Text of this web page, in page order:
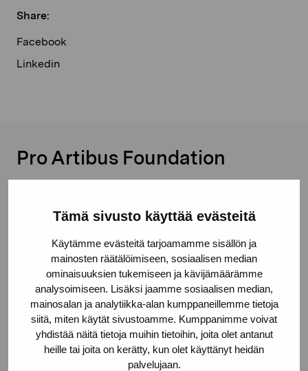
Tämä sivusto käyttää evästeitä
Käytämme evästeitä tarjoamamme sisällön ja
mainosten räätälöimiseen, sosiaalisen median
ominaisuuksien tukemiseen ja kävijämäärämme
analysoimiseen. Lisäksi jaamme sosiaalisen median,
mainosalan ja analytiikka-alan kumppaneillemme tietoja
siitä, miten käytät sivustoamme. Kumppanimme voivat
yhdistää näitä tietoja muihin tietoihin, joita olet antanut
heille tai joita on kerätty, kun olet käyttänyt heidän
palvelujaan.
Share:
Facebook
Linkedin
Pro Artibus Foundation
10600 Ekenäs
proartibus@proartibus.fi
+358 (0)50 371 6339
Contact us